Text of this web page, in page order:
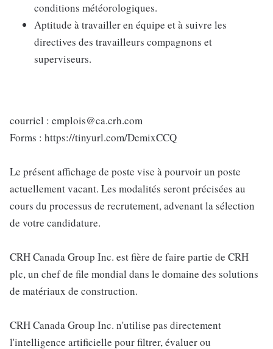
conditions météorologiques.
Aptitude à travailler en équipe et à suivre les
directives des travailleurs compagnons et
superviseurs.
courriel : emplois@ca.crh.com
Forms : https://tinyurl.com/DemixCCQ
Le présent affichage de poste vise à pourvoir un poste
actuellement vacant. Les modalités seront précisées au
cours du processus de recrutement, advenant la sélection
de votre candidature.
CRH Canada Group Inc. est fière de faire partie de CRH
plc, un chef de file mondial dans le domaine des solutions
de matériaux de construction.
CRH Canada Group Inc. n'utilise pas directement
l'intelligence artificielle pour filtrer, évaluer ou